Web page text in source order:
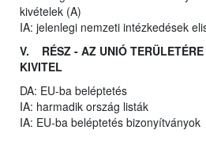
kivételek (A)
IA: jelenlegi nemzeti intézkedések
V. RÉSZ - AZ UNIÓ TERÜLETÉRE
KIVITEL
DA: EU-ba beléptetés
IA: harmadik ország listák
IA: EU-ba beléptetés bizonyítványok